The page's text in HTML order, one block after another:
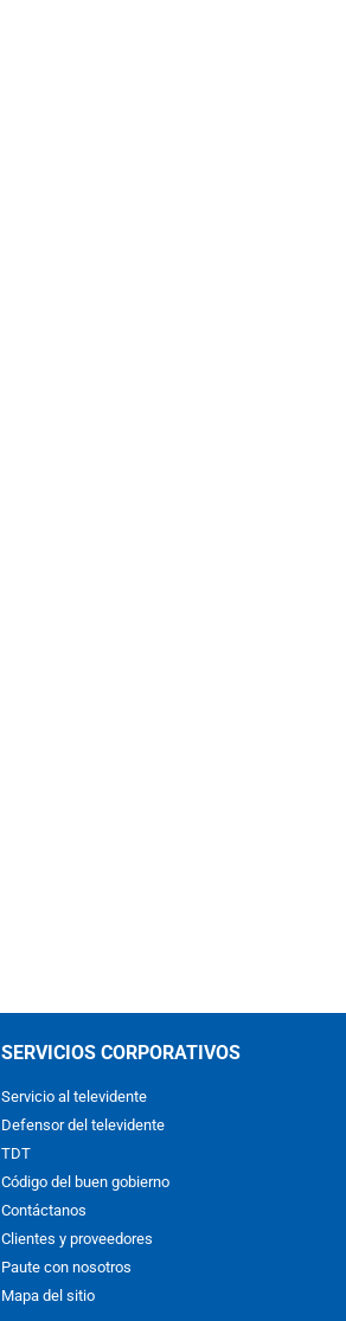
SERVICIOS CORPORATIVOS
Servicio al televidente
Defensor del televidente
TDT
Código del buen gobierno
Contáctanos
Clientes y proveedores
Paute con nosotros
Mapa del sitio